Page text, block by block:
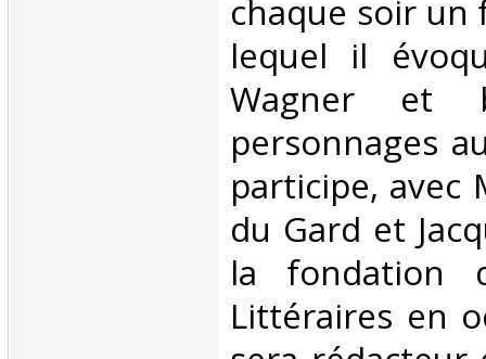
chaque soir
lequel il
Wagner et
personnages
participe, avec
du Gard et
la fondation
Littéraires en